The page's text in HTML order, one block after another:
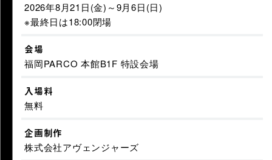
2026年8月21日(金)～9月6日(日)
※最終日は18:00閉場
会場
福岡PARCO 本館B1F 特設会場
入場料
無料
企画制作
株式会社アヴェンジャーズ